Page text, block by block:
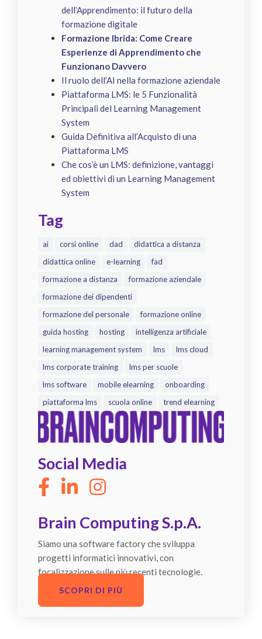
dell’Apprendimento: il futuro della
formazione digitale
Formazione Ibrida: Come Creare
Esperienze di Apprendimento che
Funzionano Davvero
Il ruolo dell’AI nella formazione aziendale
Piattaforma LMS: le 5 Funzionalità
Principali del Learning Management
System
Guida Definitiva all’Acquisto di una
Piattaforma LMS
Che cos’è un LMS: definizione, vantaggi
ed obiettivi di un Learning Management
System
Tag
ai corsi online dad
didattica a distanza
didattica online
e-learning
fad
formazione a distanza
formazione aziendale
formazione dei dipendenti
formazione del personale
formazione online
guida hosting
hosting
intelligenza artificiale
learning management system
lms
lms cloud
lms corporate training
lms per scuole
lms software
mobile elearning
onboarding
piattaforma lms
scuola online trend elearning
Social Media
Brain Computing S.p.A.
Siamo una software factory che sviluppa
progetti informatici innovativi, con
focalizzazione sulle più recenti tecnologie.
SCOPRI DI PIÙ